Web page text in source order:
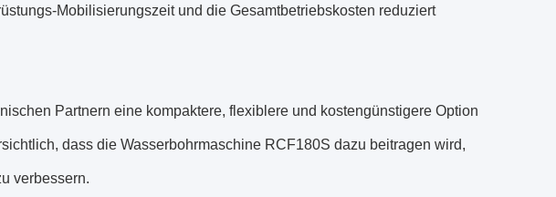
Mobilisierungszeit und die Gesamtbetriebskosten reduziert
Partnern eine kompaktere, flexiblere und kostengünstigere Option
dass die Wasserbohrmaschine RCF180S dazu beitragen wird,
verbessern.